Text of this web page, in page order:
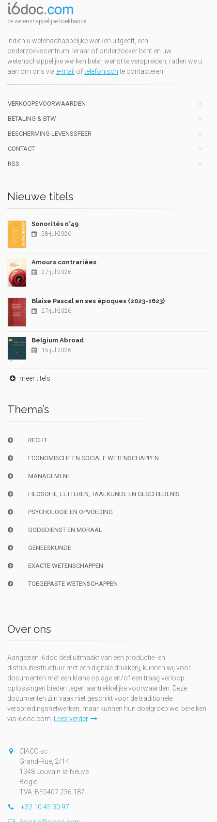
de wetenshappelijke boekhandel
Indien u wetenschappelijke werken uitgeeft, een
onderzoekscentrum, leraar of onderzoeker bent en uw
wetenschappelijke werken beter wenst te verspreiden, raden we u
aan om ons via e-mail oftelefonischte contacteren
VERKOOPSVOORWAARDEN
BETALING & BTW
BESCHERMING LEVENSSFEER
CONTACT
RSS
Nieuwe titels
Sonorités n°49
28-jul-2026
Amours contrariées
27-jul-2026
Blaise Pascal en ses époques (2023-1623)
27-jul-2026
Belgium Abroad
15-jul-2026
meer titels
Thema’s
RECHT
ECONOMISCHE EN SOCIALE WETENSCHAPPEN
MANAGEMENT
FILOSOFIE, LETTEREN, TAALKUNDE EN GESCHIEDENIS
PSYCHOLOGIE EN OPVOEDING
GODSDIENST EN MORAAL
GENEESKUNDE
EXACTE WETENSCHAPPEN
TOEGEPASTE WETENSCHAPPEN
Over ons
Aangezien i6doc deel uitmaakt van een productie- en
distributiestructuur met een digitale drukkerij, kunnen wij voor
documenten met een kleine oplage en/of een traag verloop
oplossingen bieden tegen aantrekkelijke voorwaarden. Deze
documenten zijn vaak niet geschikt voor de traditionele
verspreidingsnetwerken, maar kunnen hun doelgroep wel bereiken
via i6doc.com. Lees verder
CIACO sc
Grand-Rue, 2/14
1348 Louvain-la-Neuve
België
TVA: BE0407.236.187
+32 10 45 30 97